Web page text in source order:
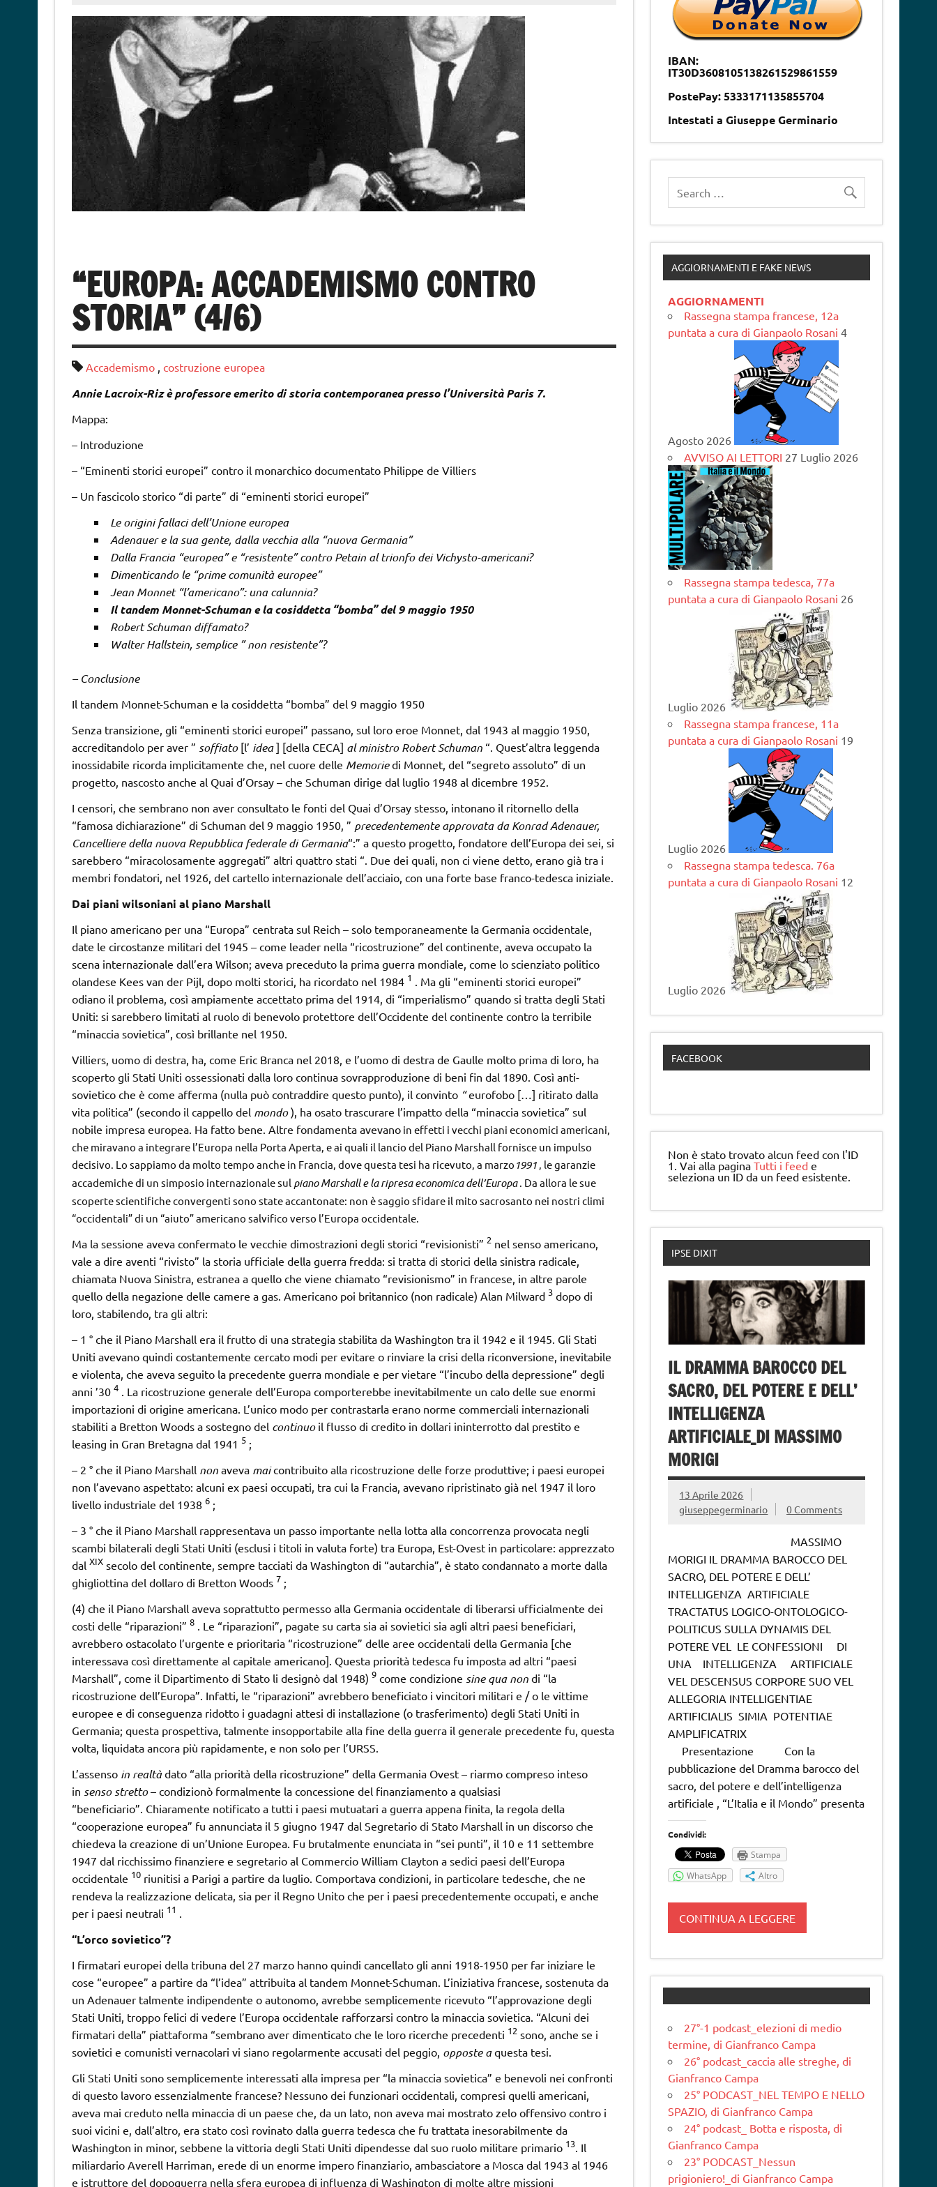
“EUROPA: ACCADEMISMO CONTRO
STORIA” (4/6)
Accademismo, costruzione europea
Annie Lacroix-Riz è professore emerito di storia contemporanea presso l’Università Paris 7.
Mappa:
– Introduzione
– “Eminenti storici europei” contro il monarchico documentato Philippe de Villiers
– Un fascicolo storico “di parte” di “eminenti storici europei”
Le origini fallaci dell’Unione europea
Adenauer e la sua gente, dalla vecchia alla “nuova Germania”
Dalla Francia “europea” e “resistente” contro Petain al trionfo dei Vichysto-americani?
Dimenticando le “prime comunità europee”
Jean Monnet “l’americano”: una calunnia?
Il tandem Monnet-Schuman e la cosiddetta “bomba” del 9 maggio 1950
Robert Schuman diffamato?
Walter Hallstein, semplice ”non resistente”?
– Conclusione
Il tandem Monnet-Schuman e la cosiddetta “bomba” del 9 maggio 1950
Senza transizione, gli “eminenti storici europei” passano, sul loro eroe Monnet, dal 1943 al maggio 1950,
accreditandolo per aver ” soffiato[l’ idea] [della CECA] al ministro Robert Schuman“. Quest’altra leggenda
inossidabile ricorda implicitamente che, nel cuore delle Memoriedi Monnet, del “segreto assoluto” di un
progetto, nascosto anche al Quai d’Orsay – che Schuman dirige dal luglio 1948 al dicembre 1952.
I censori, che sembrano non aver consultato le fonti del Quai d’Orsay stesso, intonano il ritornello della
“famosa dichiarazione” di Schuman del 9 maggio 1950, ” precedentemente approvata da Konrad Adenauer,
Cancelliere della nuova Repubblica federale di Germania“:” a questo progetto, fondatore dell’Europa dei sei, si
sarebbero “miracolosamente aggregati” altri quattro stati “. Due dei quali, non ci viene detto, erano già tra i
membri fondatori, nel 1926, del cartello internazionale dell’acciaio, con una forte base franco-tedesca iniziale.
Dai piani wilsoniani al piano Marshall
Il piano americano per una “Europa” centrata sul Reich – solo temporaneamente la Germania occidentale,
date le circostanze militari del 1945 – come leader nella “ricostruzione” del continente, aveva occupato la
scena internazionale dall’era Wilson; aveva preceduto la prima guerra mondiale, come lo scienziato politico
olandese Kees van der Pijl, dopo molti storici, ha ricordato nel 1984 1
. Ma gli “eminenti storici europei”
odiano il problema, così ampiamente accettato prima del 1914, di “imperialismo” quando si tratta degli Stati
Uniti: si sarebbero limitati al ruolo di benevolo protettore dell’Occidente del continente contro la terribile
“minaccia sovietica”, così brillante nel 1950.
Villiers, uomo di destra, ha, come Eric Branca nel 2018, e l’uomo di destra de Gaulle molto prima di loro, ha
scoperto gli Stati Uniti ossessionati dalla loro continua sovrapproduzione di beni fin dal 1890. Così anti-
sovietico che è come afferma (nulla può contraddire questo punto), il convinto “eurofobo […] ritirato dalla
vita politica” (secondo il cappello del mondo), ha osato trascurare l’impatto della “minaccia sovietica” sul
nobile impresa europea. Ha fatto bene. Altre fondamenta avevanoin effetti i vecchi piani economici americani,
che miravano a integrare l’Europa nella Porta Aperta, e ai quali il lancio del Piano Marshall fornisce un impulso
decisivo. Lo sappiamo da molto tempo anche in Francia, dove questa tesi ha ricevuto, a marzo 1991, le garanzie
accademiche di un simposio internazionale sul piano Marshall e la ripresa economica dell’Europa. Da allora le sue
scoperte scientifiche convergenti sono state accantonate: non è saggio sfidare il mito sacrosanto nei nostri climi
“occidentali” di un “aiuto” americano salvifico verso l’Europa occidentale.
Ma la sessione aveva confermato le vecchie dimostrazioni degli storici “revisionisti” 2nel senso americano,
vale a dire aventi “rivisto” la storia ufficiale della guerra fredda: si tratta di storici della sinistra radicale,
chiamata Nuova Sinistra, estranea a quello che viene chiamato “revisionismo” in francese, in altre parole
quello della negazione delle camere a gas. Americano poi britannico (non radicale) Alan Milward 3dopo di
loro, stabilendo, tra gli altri:
– 1 ° che il Piano Marshall era il frutto di una strategia stabilita da Washington tra il 1942 e il 1945. Gli Stati
Uniti avevano quindi costantemente cercato modi per evitare o rinviare la crisi della riconversione, inevitabile
e violenta, che aveva seguito la precedente guerra mondiale e per vietare “l’incubo della depressione” degli
anni ’30 4. La ricostruzione generale dell’Europa comporterebbe inevitabilmente un calo delle sue enormi
importazioni di origine americana. L’unico modo per contrastarla erano norme commerciali internazionali
stabiliti a Bretton Woods a sostegno del continuoil flusso di credito in dollari ininterrotto dal prestito e
leasing in Gran Bretagna dal 1941 5;
– 2 ° che il Piano Marshall nonaveva maicontribuito alla ricostruzione delle forze produttive; i paesi europei
non l’avevano aspettato: alcuni ex paesi occupati, tra cui la Francia, avevano ripristinato già nel 1947 il loro
livello industriale del 1938 6;
– 3 ° che il Piano Marshall rappresentava un passo importante nella lotta alla concorrenza provocata negli
scambi bilaterali degli Stati Uniti (esclusi i titoli in valuta forte) tra Europa, Est-Ovest in particolare: apprezzato
dal XIXsecolo del continente, sempre tacciati da Washington di “autarchia”, è stato condannato a morte dalla
ghigliottina del dollaro di Bretton Woods 7;
(4) che il Piano Marshall aveva soprattutto permesso alla Germania occidentale di liberarsi ufficialmente dei
costi delle “riparazioni” 8. Le “riparazioni”, pagate su carta sia ai sovietici sia agli altri paesi beneficiari,
avrebbero ostacolato l’urgente e prioritaria “ricostruzione” delle aree occidentali della Germania [che
interessava così direttamente al capitale americano]. Questa priorità tedesca fu imposta ad altri “paesi
Marshall”, come il Dipartimento di Stato li designò dal 1948) 9come condizione sine qua non di “la
ricostruzione dell’Europa”. Infatti, le “riparazioni” avrebbero beneficiato i vincitori militari e / o le vittime
europee e di conseguenza ridotto i guadagni attesi di installazione (o trasferimento) degli Stati Uniti in
Germania; questa prospettiva, talmente insopportabile alla fine della guerra il generale precedente fu, questa
volta, liquidata ancora più rapidamente, e non solo per l’URSS.
L’assenso in realtàdato “alla priorità della ricostruzione” della Germania Ovest – riarmo compreso inteso
in senso stretto– condizionò formalmente la concessione del finanziamento a qualsiasi
“beneficiario”. Chiaramente notificato a tutti i paesi mutuatari a guerra appena finita, la regola della
“cooperazione europea” fu annunciata il 5 giugno 1947 dal Segretario di Stato Marshall in un discorso che
chiedeva la creazione di un’Unione Europea. Fu brutalmente enunciata in “sei punti”, il 10 e 11 settembre
1947 dal ricchissimo finanziere e segretario al Commercio William Clayton a sedici paesi dell’Europa
occidentale 10riunitisi a Parigi a partire da luglio. Comportava condizioni, in particolare tedesche, che ne
rendeva la realizzazione delicata, sia per il Regno Unito che per i paesi precedentemente occupati, e anche
per i paesi neutrali 11
“L’orco sovietico”?
I firmatari europei della tribuna del 27 marzo hanno quindi cancellato gli anni 1918-1950 per far iniziare le
cose “europee” a partire da “l’idea” attribuita al tandem Monnet-Schuman. L’iniziativa francese, sostenuta da
un Adenauer talmente indipendente o autonomo, avrebbe semplicemente ricevuto “l’approvazione degli
Stati Uniti, troppo felici di vedere l’Europa occidentale rafforzarsi contro la minaccia sovietica. “Alcuni dei
firmatari della” piattaforma “sembrano aver dimenticato che le loro ricerche precedenti 12sono, anche se i
sovietici e comunisti vernacolari vi siano regolarmente accusati del peggio, opposte aquesta tesi.
Gli Stati Uniti sono semplicemente interessati alla impresa per “la minaccia sovietica” e benevoli nei confronti
di questo lavoro essenzialmente francese? Nessuno dei funzionari occidentali, compresi quelli americani,
aveva mai creduto nella minaccia di un paese che, da un lato, non aveva mai mostrato zelo offensivo contro i
suoi vicini e, dall’altro, era stato così rovinato dalla guerra tedesca che fu trattata inesorabilmente da
Washington in minor, sebbene la vittoria degli Stati Uniti dipendesse dal suo ruolo militare primario 13. Il
miliardario Averell Harriman, erede di un enorme impero finanziario, ambasciatore a Mosca dal 1943 al 1946
e istruttore del dopoguerra nella sfera europea di influenza di Washington di molte altre missioni
IBAN:
IT30D3608105138261529861559
PostePay: 5333171135855704
Intestati a Giuseppe Germinario
AGGIORNAMENTI E FAKE NEWS
AGGIORNAMENTI
Rassegna stampa francese, 12a
puntata a cura di Gianpaolo Rosani 4
Agosto 2026
AVVISO AI LETTORI 27 Luglio 2026
Rassegna stampa tedesca, 77a
puntata a cura di Gianpaolo Rosani 26
Luglio 2026
Rassegna stampa francese, 11a
puntata a cura di Gianpaolo Rosani 19
Luglio 2026
Rassegna stampa tedesca. 76a
puntata a cura di Gianpaolo Rosani 12
Luglio 2026
FACEBOOK
Non è stato trovato alcun feed con l'ID
1. Vai alla paginaTutti i feed e
seleziona un ID da un feed esistente.
IPSE DIXIT
IL DRAMMA BAROCCO DEL
SACRO, DEL POTERE E DELL’
INTELLIGENZA
ARTIFICIALE_DI MASSIMO
MORIGI
13 Aprile 2026
giuseppegerminario
0 Comments
MASSIMO
MORIGI IL DRAMMA BAROCCO DEL
SACRO, DEL POTERE E DELL’
INTELLIGENZA ARTIFICIALE
TRACTATUS LOGICO-ONTOLOGICO-
POLITICUS SULLA DYNAMIS DEL
POTERE VEL LE CONFESSIONI DI
UNA INTELLIGENZA ARTIFICIALE
VEL DESCENSUS CORPORE SUO VEL
ALLEGORIA INTELLIGENTIAE
ARTIFICIALIS SIMIA POTENTIAE
AMPLIFICATRIX
Presentazione Con la
pubblicazione del Dramma barocco del
sacro, del potere e dell’intelligenza
artificiale , “L’Italia e il Mondo” presenta
Condividi:
Stampa
WhatsApp
Altro
CONTINUA A LEGGERE
27°-1 podcast_elezioni di medio
termine, di Gianfranco Campa
26° podcast_caccia alle streghe, di
Gianfranco Campa
25° PODCAST_NEL TEMPO E NELLO
SPAZIO, di Gianfranco Campa
24° podcast_ Botta e risposta, di
Gianfranco Campa
23° PODCAST_Nessun
prigioniero!_di Gianfranco Campa